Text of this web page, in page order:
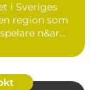
i Sveriges
region som
n&ar...